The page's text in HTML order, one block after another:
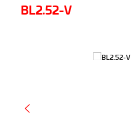
BL2.52-V
Пропустить галерею изображений